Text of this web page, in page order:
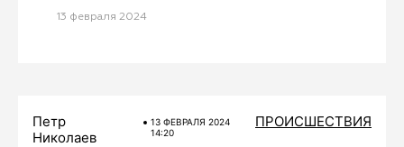
13 февраля 2024
Петр
Николаев
13 ФЕВРАЛЯ 2024
14:20
ПРОИСШЕСТВИЯ